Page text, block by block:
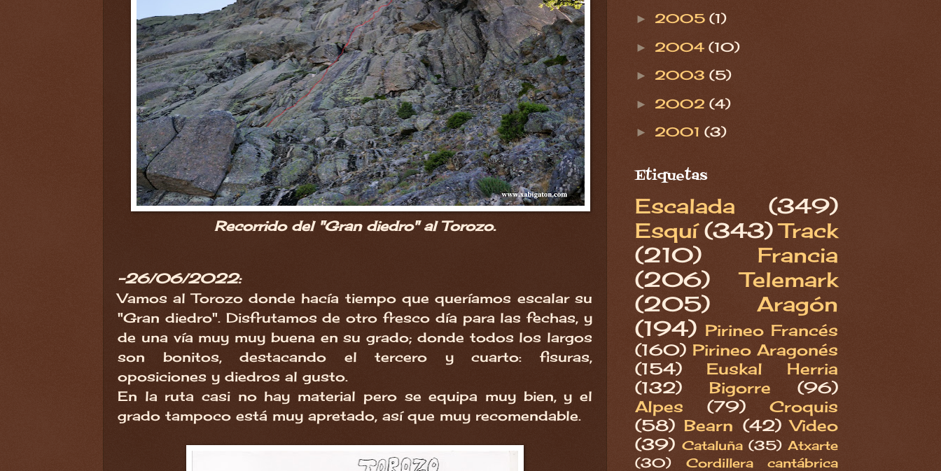
Recorrido del "Gran diedro" al Torozo.
-26/06/2022:
Vamos al Torozo donde hacía tiempo que queríamos escalar su
"Gran diedro". Disfrutamos de otro fresco día para las fechas, y
de una vía muy muy buena en su grado; donde todos los largos
son bonitos, destacando el tercero y cuarto: fisuras,
oposiciones y diedros al gusto.
En la ruta casi no hay material pero se equipa muy bien, y el
grado tampoco está muy apretado, así que muy recomendable.
► 2005 (1)
► 2004 (10)
► 2003 (5)
► 2002 (4)
► 2001 (3)
Etiquetas
Escalada
(349)
Esquí (343) Track
(210)
Francia
(206)
Telemark
(205)
Aragón
(194) Pirineo Francés
(160) Pirineo Aragonés
(154)
Euskal Herria
(132)
Bigorre
(96)
Alpes
(79)
Croquis
(58) Bearn (42) Video
(39) Cataluña (35) Atxarte
(30)
Cordillera cantábrica